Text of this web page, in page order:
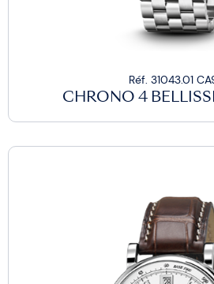
Réf. 31043.01
CHRONO 4